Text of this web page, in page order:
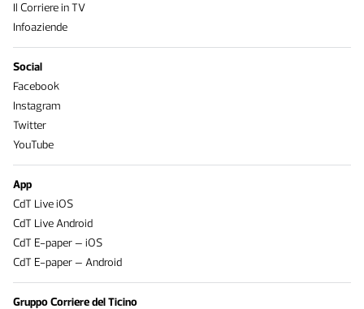
Il Corriere in TV
Infoaziende
Social
Facebook
Instagram
Twitter
YouTube
App
CdT Live iOS
CdT Live Android
CdT E-paper – iOS
CdT E-paper – Android
Gruppo Corriere del Ticino